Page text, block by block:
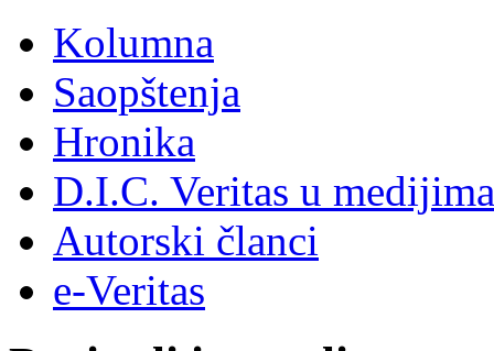
Kolumna
Saopštenja
Hronika
D.I.C. Veritas u medijima
Autorski članci
e-Veritas